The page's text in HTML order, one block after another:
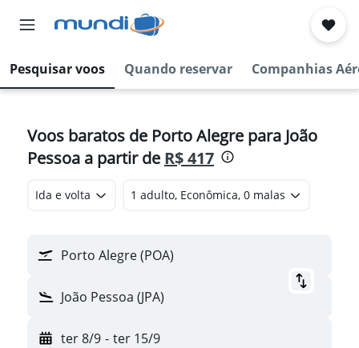
Pesquisar voos Quando reservar Companhias
Voos baratos de Porto Alegre para João
Pessoa a partir de R$ 417
Ida e volta 1 adulto, Econômica, 0 malas
Porto Alegre (POA)
João Pessoa (JPA)
ter 8/9 - ter 15/9